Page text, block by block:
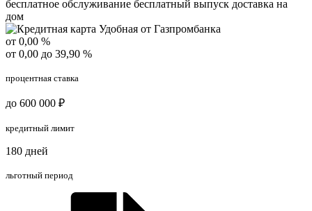
бесплатное обслуживание бесплатный выпуск доставка на
дом
от 0,00 %
от 0,00 до 39,90 %
процентная ставка
до 600 000 ₽
кредитный лимит
180 дней
льготный период